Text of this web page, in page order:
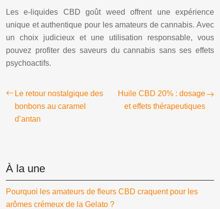
Les e-liquides CBD goût weed offrent une expérience
unique et authentique pour les amateurs de cannabis. Avec
un choix judicieux et une utilisation responsable, vous
pouvez profiter des saveurs du cannabis sans ses effets
psychoactifs.
Le retour nostalgique des
bonbons au caramel
d’antan
Huile CBD 20% : dosage
et effets thérapeutiques
À la une
Pourquoi les amateurs de fleurs CBD craquent pour les
arômes crémeux de la Gelato ?